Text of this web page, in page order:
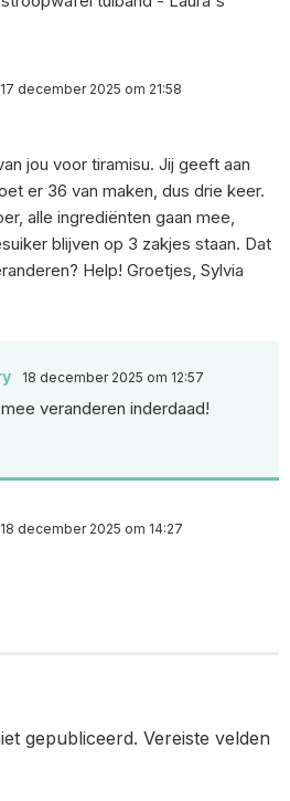
17 december 2025 om 21:58
jou voor tiramisu. Jij geeft aan
er 36 van maken, dus drie keer.
alle ingrediënten gaan mee,
blijven op 3 zakjes staan. Dat
Help! Groetjes, Sylvia
18 december 2025 om 12:57
veranderen inderdaad!
18 december 2025 om 14:27
gepubliceerd. Vereiste velden